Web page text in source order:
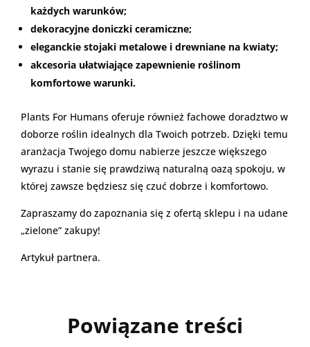
każdych warunków;
dekoracyjne doniczki ceramiczne;
eleganckie stojaki metalowe i drewniane na kwiaty;
akcesoria ułatwiające zapewnienie roślinom
komfortowe warunki.
Plants For Humans oferuje również fachowe doradztwo w
doborze roślin idealnych dla Twoich potrzeb. Dzięki temu
aranżacja Twojego domu nabierze jeszcze większego
wyrazu i stanie się prawdziwą naturalną oazą spokoju, w
której zawsze będziesz się czuć dobrze i komfortowo.
Zapraszamy do zapoznania się z ofertą sklepu i na udane
„zielone” zakupy!
Artykuł partnera.
Powiązane treści